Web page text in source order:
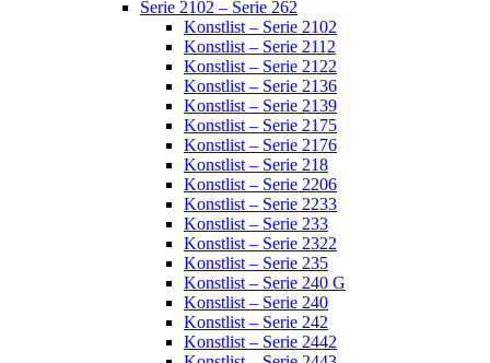
Serie 2102 – Serie 262
Konstlist – Serie 2102
Konstlist – Serie 2112
Konstlist – Serie 2122
Konstlist – Serie 2136
Konstlist – Serie 2139
Konstlist – Serie 2175
Konstlist – Serie 2176
Konstlist – Serie 218
Konstlist – Serie 2206
Konstlist – Serie 2233
Konstlist – Serie 233
Konstlist – Serie 2322
Konstlist – Serie 235
Konstlist – Serie 240 G
Konstlist – Serie 240
Konstlist – Serie 242
Konstlist – Serie 2442